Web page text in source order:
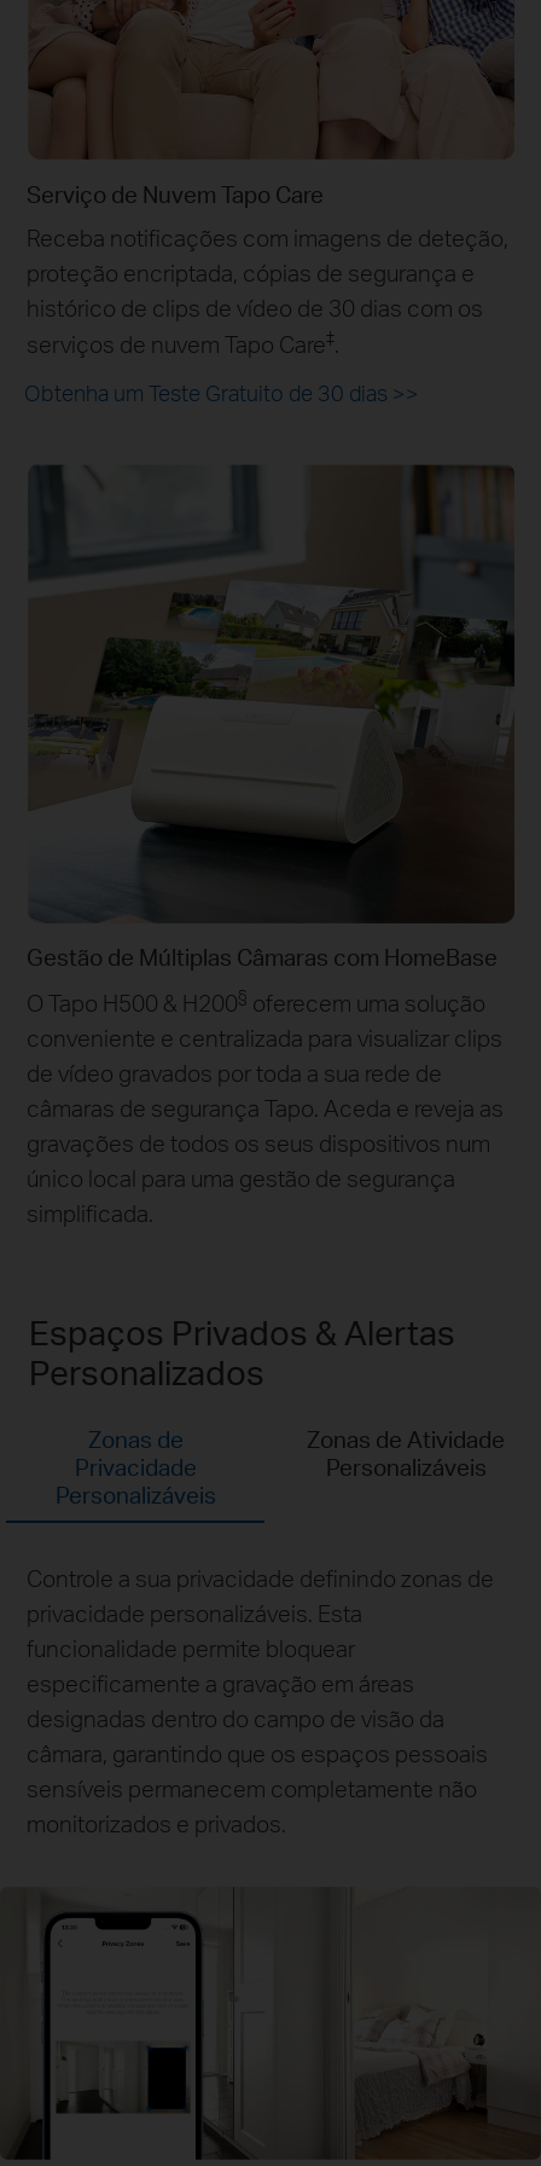
Serviço de Nuvem Tapo Care
Receba notificações com imagens de deteção,
proteção encriptada, cópias de segurança e
histórico de clips de vídeo de 30 dias com os
serviços de nuvem Tapo Care‡.
Obtenha um Teste Gratuito de 30 dias >>
Gestão de Múltiplas Câmaras com HomeBase
O Tapo H500 & H200§ oferecem uma solução
conveniente e centralizada para visualizar clips
de vídeo gravados por toda a sua rede de
câmaras de segurança Tapo. Aceda e reveja as
gravações de todos os seus dispositivos num
único local para uma gestão de segurança
simplificada.
Espaços Privados & Alertas
Personalizados
Zonas de
Privacidade
Personalizáveis
Zonas de Atividade
Personalizáveis
Controle a sua privacidade definindo zonas de
privacidade personalizáveis. Esta
funcionalidade permite bloquear
especificamente a gravação em áreas
designadas dentro do campo de visão da
câmara, garantindo que os espaços pessoais
sensíveis permanecem completamente não
monitorizados e privados.